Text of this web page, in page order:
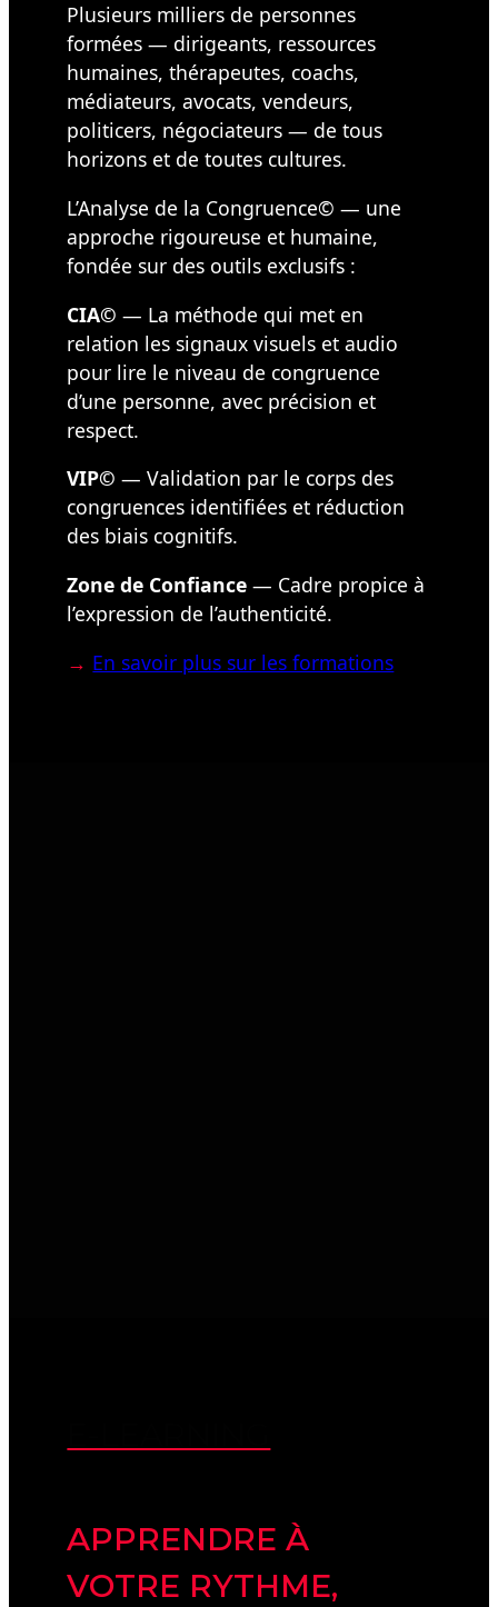
Plusieurs milliers de personnes
formées — dirigeants, ressources
humaines, thérapeutes, coachs,
médiateurs, avocats, vendeurs,
politicers, négociateurs — de tous
horizons et de toutes cultures.
L’Analyse de la Congruence© — une
approche rigoureuse et humaine,
fondée sur des outils exclusifs :
CIA© — La méthode qui met en
relation les signaux visuels et audio
pour lire le niveau de congruence
d’une personne, avec précision et
respect.
VIP© — Validation par le corps des
congruences identifiées et réduction
des biais cognitifs.
Zone de Confiance — Cadre propice à
l’expression de l’authenticité.
→ En savoir plus sur les formations
APPRENDRE À
VOTRE RYTHME,